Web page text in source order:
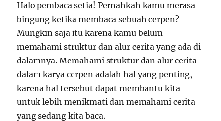
Halo pembaca setia! Pernahkah kamu merasa
bingung ketika membaca sebuah cerpen?
Mungkin saja itu karena kamu belum
memahami struktur dan alur cerita yang ada di
dalamnya. Memahami struktur dan alur cerita
dalam karya cerpen adalah hal yang penting,
karena hal tersebut dapat membantu kita
untuk lebih menikmati dan memahami cerita
yang sedang kita baca.